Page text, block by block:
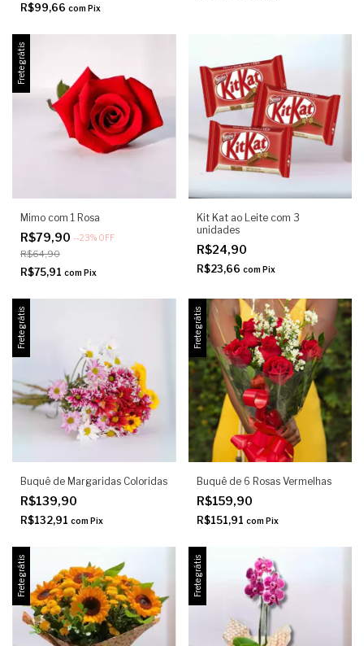
R$99,66 com Pix
Frete grátis
Mimo com 1 Rosa
R$79,90 --23% OFF
R$64,90
R$75,91 com Pix
Kit Kat ao Leite com 3
unidades
R$24,90
R$23,66 com Pix
Frete grátis
Buquê de Margaridas Coloridas
R$139,90
R$132,91 com Pix
Frete grátis
Buquê de 6 Rosas Vermelhas
R$159,90
R$151,91 com Pix
Frete grátis Frete grátis